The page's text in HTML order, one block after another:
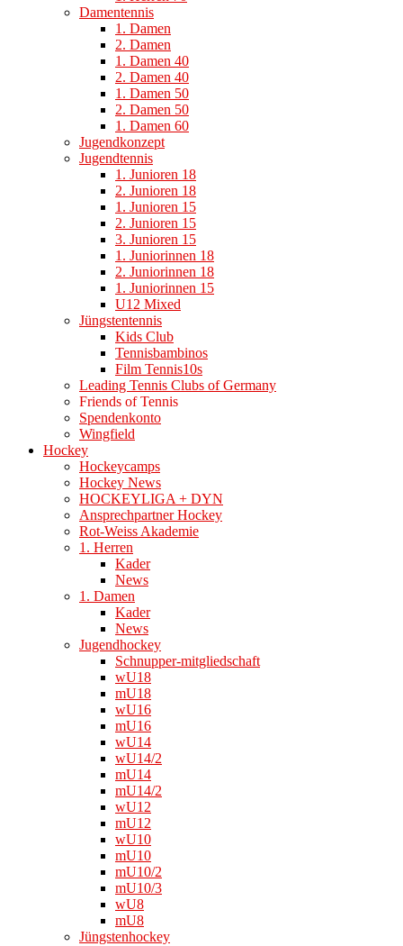
Damentennis
1. Damen
2. Damen
1. Damen 40
2. Damen 40
1. Damen 50
2. Damen 50
1. Damen 60
Jugendkonzept
Jugendtennis
1. Junioren 18
2. Junioren 18
1. Junioren 15
2. Junioren 15
3. Junioren 15
1. Juniorinnen 18
2. Juniorinnen 18
1. Juniorinnen 15
U12 Mixed
Jüngstentennis
Kids Club
Tennisbambinos
Film Tennis10s
Leading Tennis Clubs of Germany
Friends of Tennis
Spendenkonto
Wingfield
Hockey
Hockeycamps
Hockey News
HOCKEYLIGA + DYN
Ansprechpartner Hockey
Rot-Weiss Akademie
1. Herren
Kader
News
1. Damen
Kader
News
Jugendhockey
Schnupper-mitgliedschaft
wU18
mU18
wU16
mU16
wU14
wU14/2
mU14
mU14/2
wU12
mU12
wU10
mU10
mU10/2
mU10/3
wU8
mU8
Jüngstenhockey